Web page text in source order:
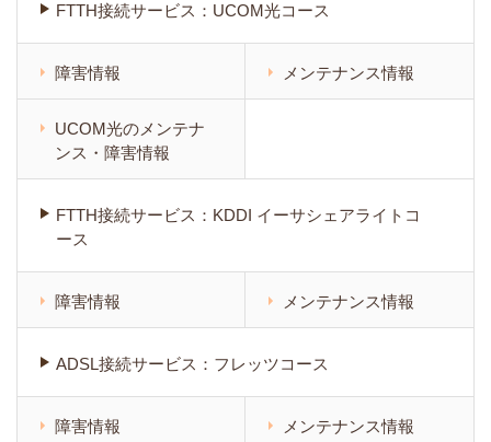
FTTH接続サービス：UCOM光コース
障害情報 メンテナンス情報
UCOM光のメンテナ
ンス・障害情報
FTTH接続サービス：KDDI イーサシェアライトコ
ース
障害情報 メンテナンス情報
ADSL接続サービス：フレッツコース
障害情報 メンテナンス情報